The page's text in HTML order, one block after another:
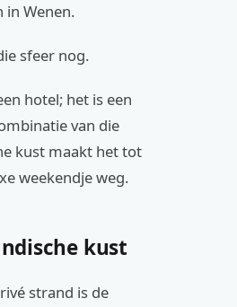
in Wenen.
sfeer nog.
hotel; het is een
van die
kust maakt het tot
weekendje weg.
kust
strand is de